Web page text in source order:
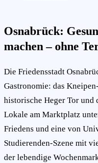
Osnabrück:
machen – ohne
Die Friedensstadt
Gastronomie: das
historische Heger Tor und
Lokale am Marktplatz
Friedens und eine von
Studierenden-Szene mit
der lebendige